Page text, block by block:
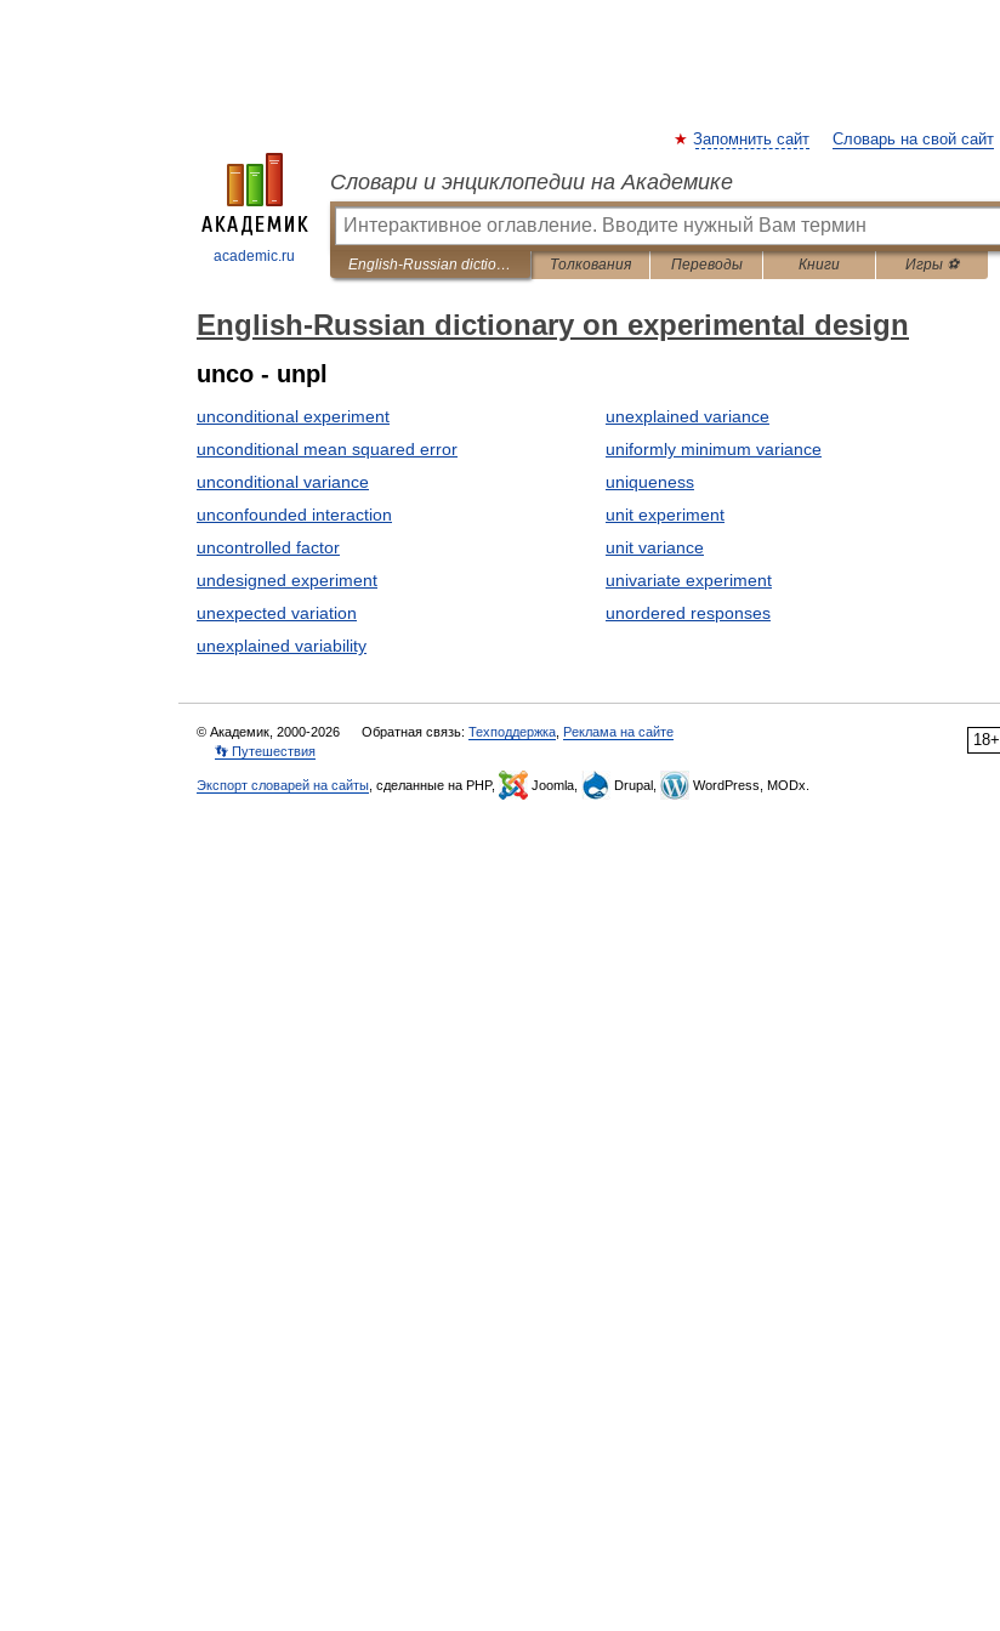
academic.ru
Запомнить сайт Словарь на свой сайт
Словари и энциклопедии на Академике
English-Russian dictionary on experimental design Толкования Переводы Книги Игры ⚽
English-Russian dictionary on experimental design
unco - unpl
unconditional experiment
unconditional mean squared error
unconditional variance
unconfounded interaction
uncontrolled factor
undesigned experiment
unexpected variation
unexplained variability
unexplained variance
uniformly minimum variance
uniqueness
unit experiment
unit variance
univariate experiment
unordered responses
18+
© Академик, 2000-2026 Обратная связь: Техподдержка Реклама на сайте
👣 Путешествия
Экспорт словарей на сайты , сделанные на PHP, Joomla, Drupal, WordPress, MODx.